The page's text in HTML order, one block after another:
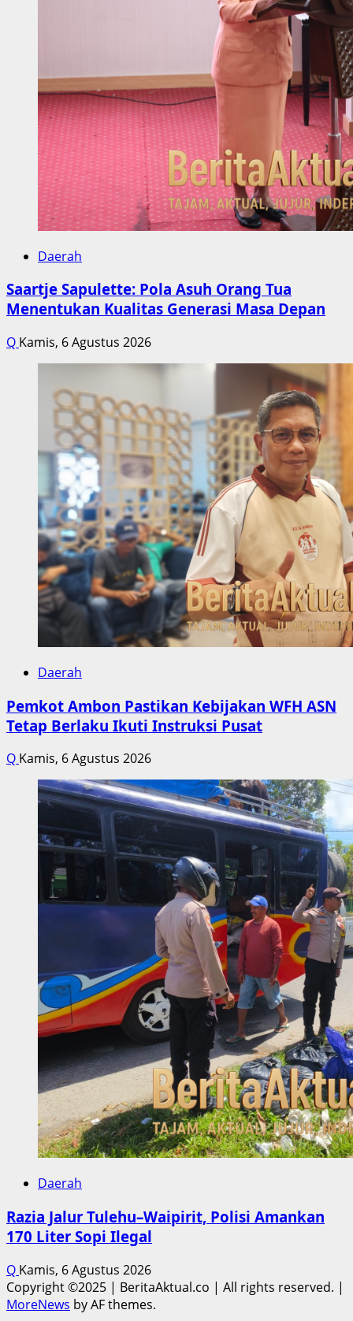
Daerah
Saartje Sapulette: Pola Asuh Orang Tua
Menentukan Kualitas Generasi Masa Depan
Q Kamis, 6 Agustus 2026
Daerah
Pemkot Ambon Pastikan Kebijakan WFH ASN
Tetap Berlaku Ikuti Instruksi Pusat
Q Kamis, 6 Agustus 2026
Daerah
Razia Jalur Tulehu–Waipirit, Polisi Amankan
170 Liter Sopi Ilegal
Q Kamis, 6 Agustus 2026
Copyright ©2025 | BeritaAktual.co | All rights reserved. |
MoreNews by AF themes.